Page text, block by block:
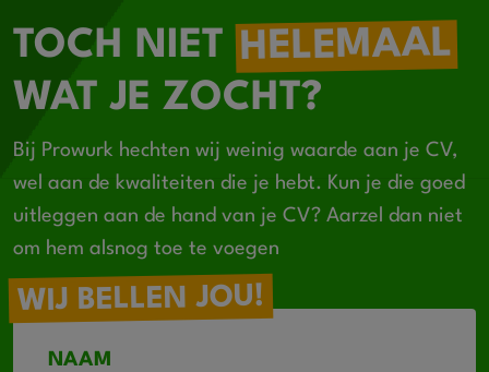
TOCH NIETHELEMAAL
WAT JE ZOCHT?
Bij Prowurk hechten wij weinig waarde aan je CV,
wel aan de kwaliteiten die je hebt. Kun je die goed
uitleggen aan de hand van je CV? Aarzel dan niet
om hem alsnog toe te voegen
WIJ BELLEN JOU!
NAAM